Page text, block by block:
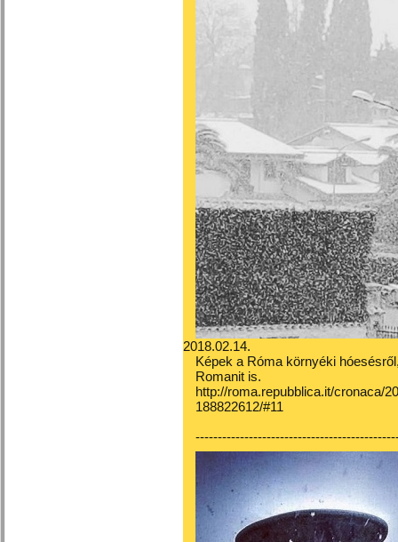
2018.02.14.
Képek a Róma környéki
Romanit is.
http://roma.repubblica.it/cronaca/
188822612/#11